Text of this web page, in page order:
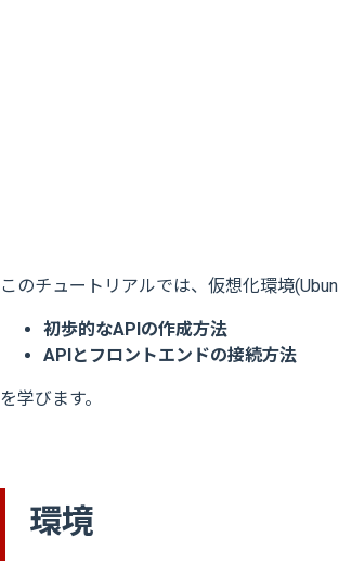
このチュートリアルでは、仮想化環境
初歩的なAPIの作成方法
APIとフロントエンドの接続方法
を学びます。
環境